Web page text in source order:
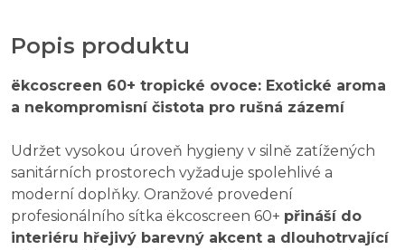
Popis produktu
ëkcoscreen 60+ tropické ovoce: Exotické aroma
a nekompromisní čistota pro rušná zázemí
Udržet vysokou úroveň hygieny v silně zatížených
sanitárních prostorech vyžaduje spolehlivé a
moderní doplňky. Oranžové provedení
profesionálního sítka ëkcoscreen 60+ přináší do
interiéru hřejivý barevný akcent a dlouhotrvající